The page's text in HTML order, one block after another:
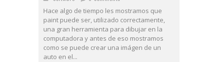
Hace algo de tiempo les mostramos que
paint puede ser, utilizado correctamente,
una gran herramienta para dibujar en la
computadora y antes de eso mostramos
como se puede crear una imágen de un
auto en el...